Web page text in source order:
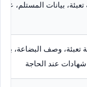
تعبئة، بيانات المستلم،
تعبئة، وصف البضاعة،
شهادات عند الحاجة